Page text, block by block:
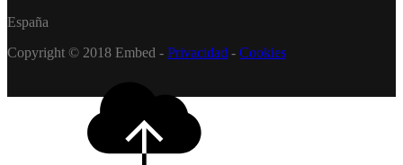
España
Copyright © 2018 Embed - Privacidad - Cookies